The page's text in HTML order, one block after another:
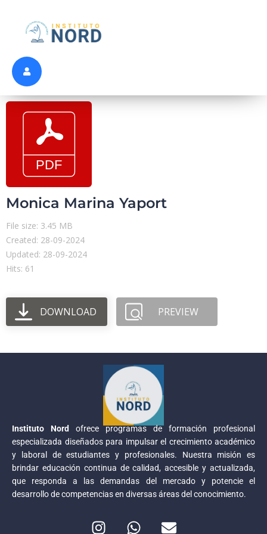
Monica Marina Yaport
File size: 3.45 MB
Created: 28-09-2024
Updated: 28-09-2024
Hits: 61
DOWNLOAD PREVIEW
Instituto Nord
ofrece programas de formación profesional
especializada diseñados para impulsar el crecimiento académico
y laboral de estudiantes y profesionales. Nuestra misión es
brindar educación continua de calidad, accesible y actualizada,
que responda a las demandas del mercado y potencie el
desarrollo de competencias en diversas áreas del conocimiento.